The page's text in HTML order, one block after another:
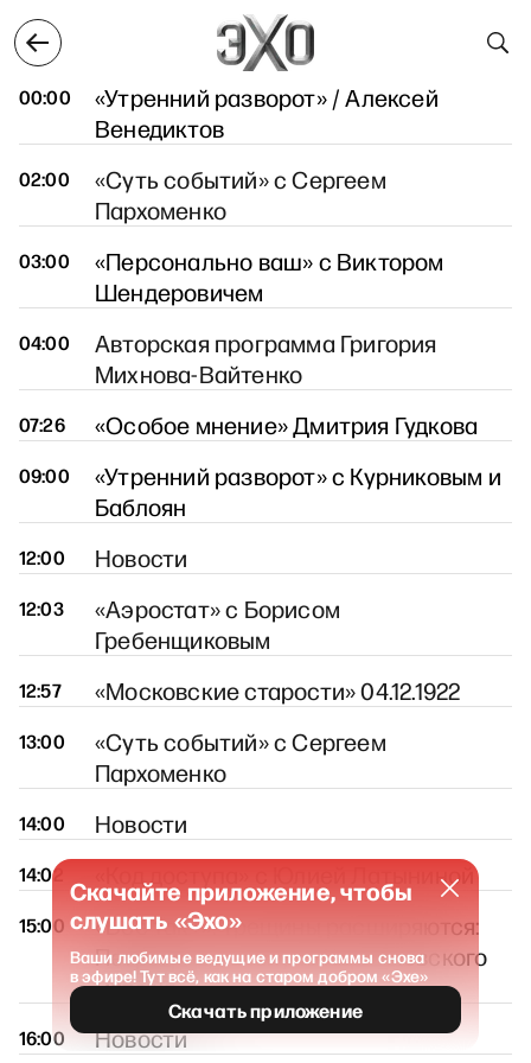
4 декабря
4 декабря
00:00
«Утренний разворот» / Алексей
Венедиктов
02:00
«Суть событий» с Сергеем
Пархоменко
03:00
«Персонально ваш» с Виктором
Шендеровичем
04:00
Авторская программа Григория
Михнова-Вайтенко
07:26 «Особое мнение» Дмитрия Гудкова
09:00
«Утренний разворот» с Курниковым и
Баблоян
12:00 Новости
12:03
«Аэростат» с Борисом
Гребенщиковым
12:57 «Московские старости» 04.12.1922
13:00
«Суть событий» с Сергеем
Пархоменко
14:00 Новости
14:02 «Код доступа» с Юлией Латыниной
15:00
«Всё так+»: Трещины расширяются:
Петроград накануне Корниловского
мятежа
16:00 Новости
Скачайте приложение, чтобы
слушать «Эхо»
Ваши любимые ведущие и программы снова
в эфире! Тут всё, как на старом добром «Эхе»
Скачать приложение